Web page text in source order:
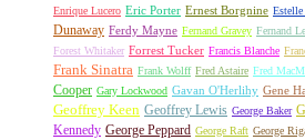
Enrique Lucero Eric Porter Ernest Borgnine
Dunaway Ferdy Mayne Fernand Gravey Fernand
Forest Whitaker Forrest Tucker Francis Blanche
Frank Sinatra Frank Wolff Fred Astaire Fred
Cooper Gary Lockwood Gavan O'Herlihy Gene
Geoffrey Keen Geoffrey Lewis George Baker
Kennedy George Peppard George Raft George